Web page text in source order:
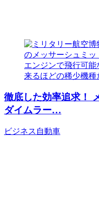
徹底した効率追求！
ダイムラー…
ビジネス 自動車